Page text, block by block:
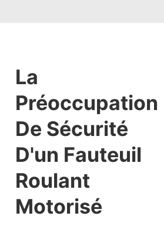
La
Préoccupation
De Sécurité
D'un Fauteuil
Roulant
Motorisé